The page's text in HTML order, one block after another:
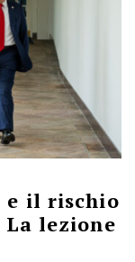
e il rischio
lezione